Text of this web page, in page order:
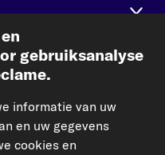
gebruiksanalyse
informatie van uw
en uw gegevens
cookies en